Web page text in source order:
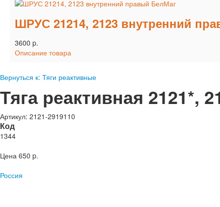
ШРУС 21214, 2123 внутренний
3600 p.
Описание товара
Вернуться к: Тяги реактивные
Тяга реактивная 2121*,
Артикул: 2121-2919110
Код
1344
Цена 650 p.
Россия